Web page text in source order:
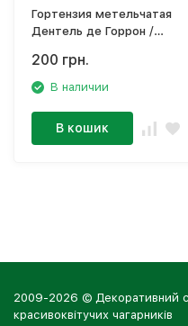
Гортензия метельчатая
Дентель де Горрон /
paniculata`Dentelledе
Gorron'
200 грн.
В наличии
В кошик
2009-2026 © Декоративний
красивоквітучих чагарників